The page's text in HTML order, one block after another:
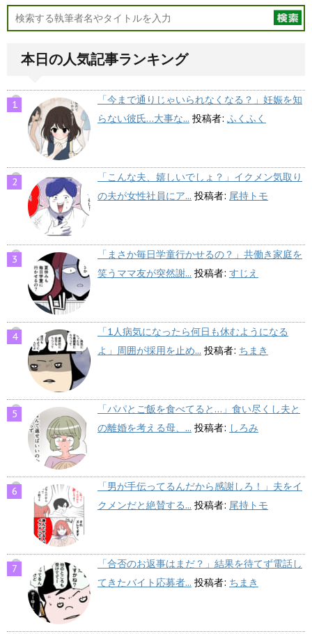
本日の人気記事ランキング
「今まで通りじゃいられなくなる？」妊娠を知
らない彼氏…大事な... 投稿者: ふくふく
「こんな夫、嬉しいでしょ？」イクメン気取り
の夫が女性社員にア... 投稿者: 尾持トモ
「まさか毎日学童行かせるの？」共働き家庭を
笑うママ友が突然謝... 投稿者: すじえ
「1人病気になったら何日も休むようになる
よ」周囲が採用を止め... 投稿者: ちまき
「パパとご飯を食べてると…」食い尽くし夫と
の離婚を考える母、... 投稿者: しろみ
「男が手伝ってるんだから感謝しろ！」夫をイ
クメンだと絶賛する... 投稿者: 尾持トモ
「合否のお返事はまだ？」結果を待てず電話し
てきたバイト応募者... 投稿者: ちまき